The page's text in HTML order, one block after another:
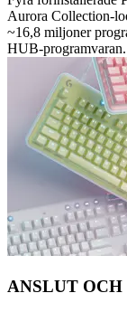
Aurora Collection-
~16,8 miljoner
HUB-programvaran.
ANSLUT OCH